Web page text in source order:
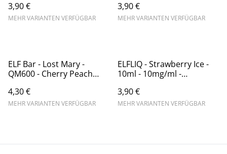
3,90 €
MEHR VARIANTEN VERFÜGBAR
3,90 €
MEHR VARIANTEN VERFÜGBAR
ELF Bar - Lost Mary -
QM600 - Cherry Peach
(Kindersicherung) //
Steuerware
4,30 €
MEHR VARIANTEN VERFÜGBAR
ELFLIQ - Strawberry Ice -
10ml - 10mg/ml -
3,90 €
MEHR VARIANTEN VERFÜGBAR